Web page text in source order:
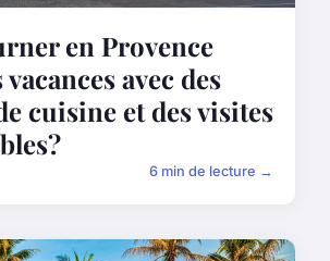
en Provence
avec des
cuisine et des visites
6 min de lecture →